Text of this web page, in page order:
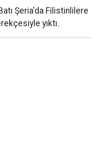
Şeria'da Filistinlilere
yıktı.